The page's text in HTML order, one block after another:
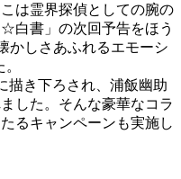
は霊界探偵としての腕の
白書」の次回予告をほう
かしさあふれるエモーシ
描き下ろされ、浦飯幽助
した。そんな豪華なコラ
るキャンペーンも実施し